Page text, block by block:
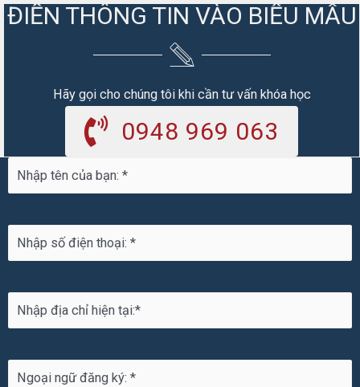
ĐIỀN THÔNG TIN VÀO BIỂU MẪU
Hãy gọi cho chúng tôi khi cần tư vấn khóa học
0948 969 063